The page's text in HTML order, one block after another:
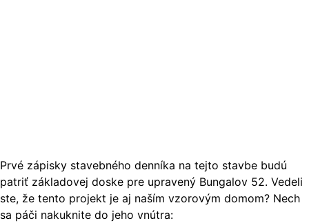
Prvé zápisky stavebného denníka na tejto stavbe budú
patriť základovej doske pre upravený Bungalov 52. Vedeli
ste, že tento projekt je aj naším vzorovým domom? Nech
sa páči nakuknite do jeho vnútra: